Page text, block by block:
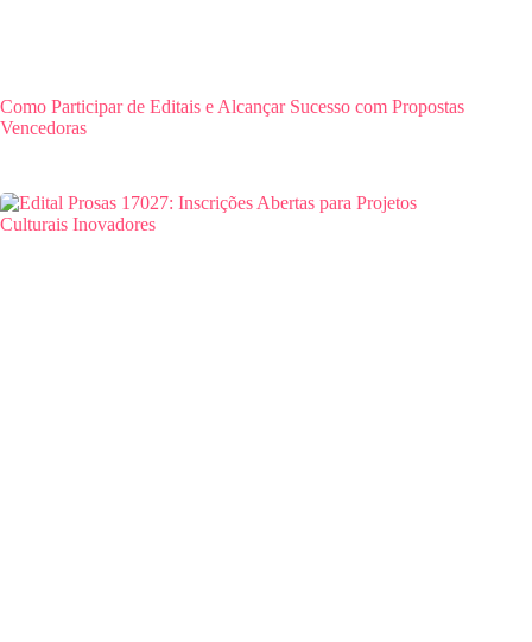
Como Participar de Editais e Alcançar Sucesso com Propostas
Vencedoras